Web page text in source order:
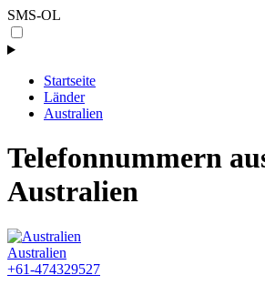
SMS-OL
Startseite
Länder
Australien
Telefonnummern
Australien
Australien
+61-474329527